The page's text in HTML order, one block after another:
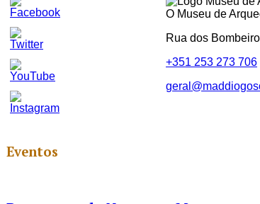
Set
Youtube
Channel
O Museu de
Rua dos
+351 253 273 706
Eventos